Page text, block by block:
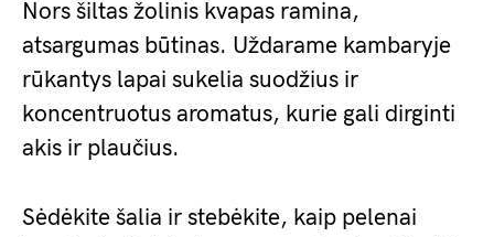
Nors šiltas žolinis kvapas ramina,
atsargumas būtinas. Uždarame kambaryje
rūkantys lapai sukelia suodžius ir
koncentruotus aromatus, kurie gali dirginti
akis ir plaučius.
Sėdėkite šalia ir stebėkite, kaip pelenai